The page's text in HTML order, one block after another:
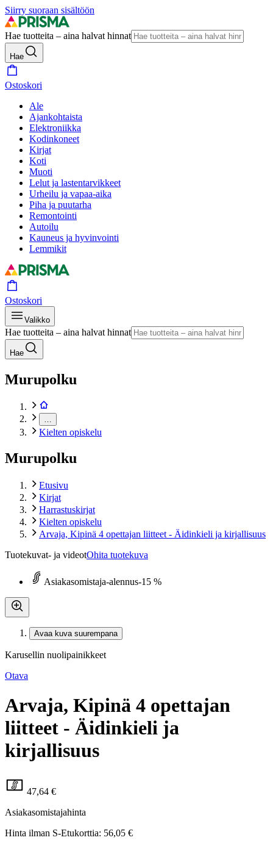
Siirry suoraan sisältöön
Hae tuotteita – aina halvat hinnat
Hae
Ostoskori
Ale
Ajankohtaista
Elektroniikka
Kodinkoneet
Kirjat
Koti
Muoti
Lelut ja lastentarvikkeet
Urheilu ja vapaa-aika
Piha ja puutarha
Remontointi
Autoilu
Kauneus ja hyvinvointi
Lemmikit
Ostoskori
Valikko
Hae tuotteita – aina halvat hinnat
Hae
Murupolku
Kielten opiskelu
Murupolku
Etusivu
Kirjat
Harrastuskirjat
Kielten opiskelu
Arvaja, Kipinä 4 opettajan liitteet - Äidinkieli ja kirjallisuus
Tuotekuvat- ja videotOhita tuotekuva
Asiakasomistaja-alennus-15 %
Avaa kuva suurempana
Karusellin nuolipainikkeet
Otava
Arvaja, Kipinä 4 opettajan
liitteet - Äidinkieli ja
kirjallisuus
47,64 €
Asiakasomistajahinta
Hinta ilman S-Etukorttia: 56,05 €